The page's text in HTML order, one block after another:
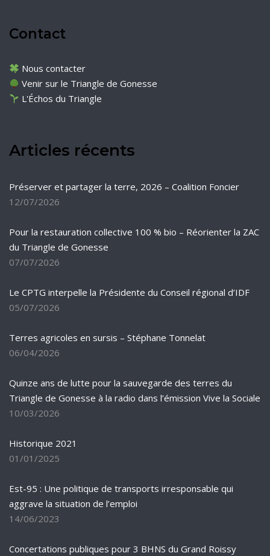
Contact
Nous contacter
Venir sur le Triangle de Gonesse
L'Échos du Triangle
Articles récents
Préserver et partager la terre, 2026 – Coalition Foncier
12/07/2026
Pour la restauration collective 100 % bio – Réorienter la ZAC
du Triangle de Gonesse
07/07/2026
Le CPTG interpelle la Présidente du Conseil régional d’IDF
05/07/2026
Terres agricoles en sursis – Stéphane Tonnelat
06/04/2026
Quinze ans de lutte pour la sauvegarde des terres du
Triangle de Gonesse à la radio dans l’émission Vive la Sociale
10/03/2026
Historique 2021
01/01/2025
Est-95 : Une politique de transports irresponsable qui
aggrave la situation de l’emploi
14/06/2023
Concertations publiques pour 3 BHNS du Grand Roissy